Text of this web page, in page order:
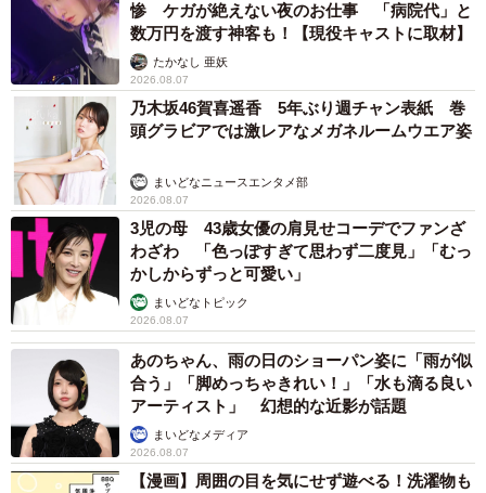
惨 ケガが絶えない夜のお仕事 「病院代」と
数万円を渡す神客も！【現役キャストに取材】
たかなし 亜妖
2026.08.07
乃木坂46賀喜遥香 5年ぶり週チャン表紙 巻
頭グラビアでは激レアなメガネルームウエア姿
まいどなニュースエンタメ部
2026.08.07
3児の母 43歳女優の肩見せコーデでファンざ
わざわ 「色っぽすぎて思わず二度見」「むっ
かしからずっと可愛い」
まいどなトピック
2026.08.07
あのちゃん、雨の日のショーパン姿に「雨が似
合う」「脚めっちゃきれい！」「水も滴る良い
アーティスト」 幻想的な近影が話題
まいどなメディア
2026.08.07
【漫画】周囲の目を気にせず遊べる！洗濯物も